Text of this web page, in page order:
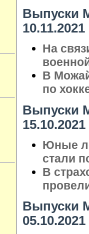
Выпуски
10.11.2021
На
В
по
Выпуски
15.10.2021
Юные
стали
В
Выпуски
05.10.2021